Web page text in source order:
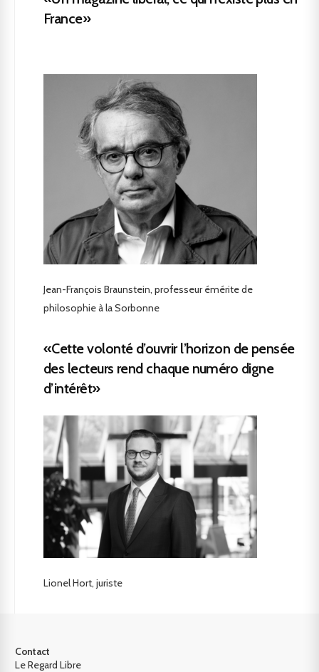
France»
Jean-François Braunstein, professeur émérite de
philosophie à la Sorbonne
«Cette volonté d’ouvrir l’horizon de pensée
des lecteurs rend chaque numéro digne
d’intérêt»
Lionel Hort, juriste
Contact
Le Regard Libre